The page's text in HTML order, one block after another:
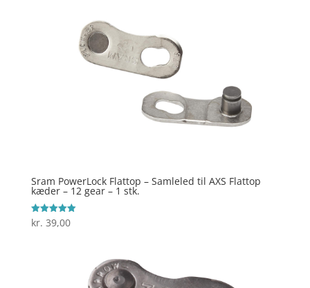
Sram PowerLock Flattop – Samleled til AXS Flattop
kæder – 12 gear – 1 stk.
Vurderet
5
kr. 39,00